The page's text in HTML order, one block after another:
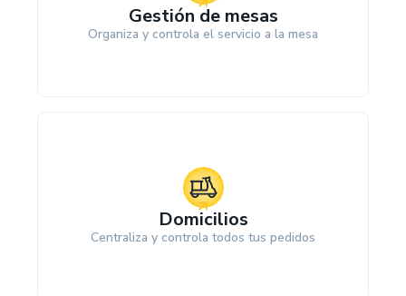
Gestión de mesas
Organiza y controla el servicio a la mesa
Domicilios
Centraliza y controla todos tus pedidos